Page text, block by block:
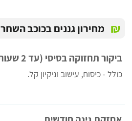
₪ מחירון גננים בכוכב השחר
ביקור תחזוקה בסיסי (עד 2 שעות)
כולל - כיסוח, עישוב וניקיון קל.